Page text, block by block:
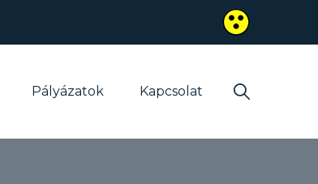
Pályázatok Kapcsolat